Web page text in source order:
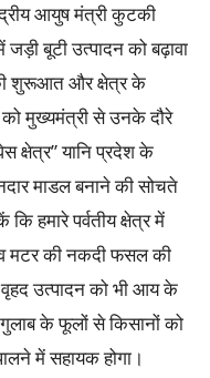
आयुष मंत्री कुटकी
बूटी उत्पादन को बढ़ावा
शुरूआत और क्षेत्र के
मुख्यमंत्री से उनके दौरे
क्षेत्र” यानि प्रदेश के
माडल बनाने की सोचते
हमारे पर्वतीय क्षेत्र में
व मटर की नकदी फसल की
उत्पादन को भी आय के
गुलाब के फूलों से किसानों को
में सहायक होगा।